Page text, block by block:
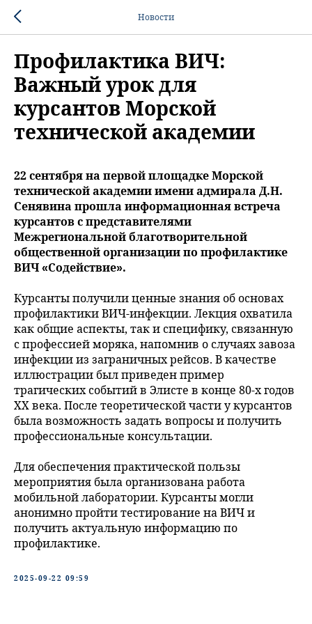
Новости
Профилактика ВИЧ:
Важный урок для
курсантов Морской
технической академии
22 сентября на первой площадке Морской
технической академии имени адмирала Д.Н.
Сенявина прошла информационная встреча
курсантов с представителями
Межрегиональной благотворительной
общественной организации по профилактике
ВИЧ «Содействие».
Курсанты получили ценные знания об основах
профилактики ВИЧ-инфекции. Лекция охватила
как общие аспекты, так и специфику, связанную
с профессией моряка, напомнив о случаях завоза
инфекции из заграничных рейсов. В качестве
иллюстрации был приведен пример
трагических событий в Элисте в конце 80-х годов
ХХ века. После теоретической части у курсантов
была возможность задать вопросы и получить
профессиональные консультации.
Для обеспечения практической пользы
мероприятия была организована работа
мобильной лаборатории. Курсанты могли
анонимно пройти тестирование на ВИЧ и
получить актуальную информацию по
профилактике.
2025-09-22 09:59